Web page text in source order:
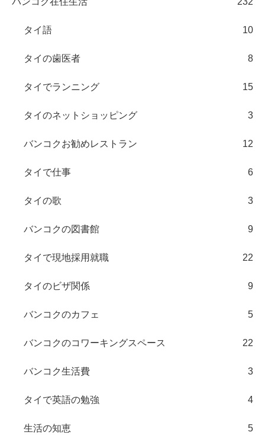
タイ語 10
タイの歯医者 8
タイでランニング 15
タイのネットショッピング 3
バンコクお勧めレストラン 12
タイで仕事 6
タイの歌 3
バンコクの図書館 9
タイで現地採用就職 22
タイのビザ関係 9
バンコクのカフェ 5
バンコクのコワーキングスペース 22
バンコク生活費 3
タイで英語の勉強 4
生活の知恵 5